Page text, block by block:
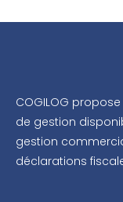
COGILOG
de gestion
gestion
déclarations